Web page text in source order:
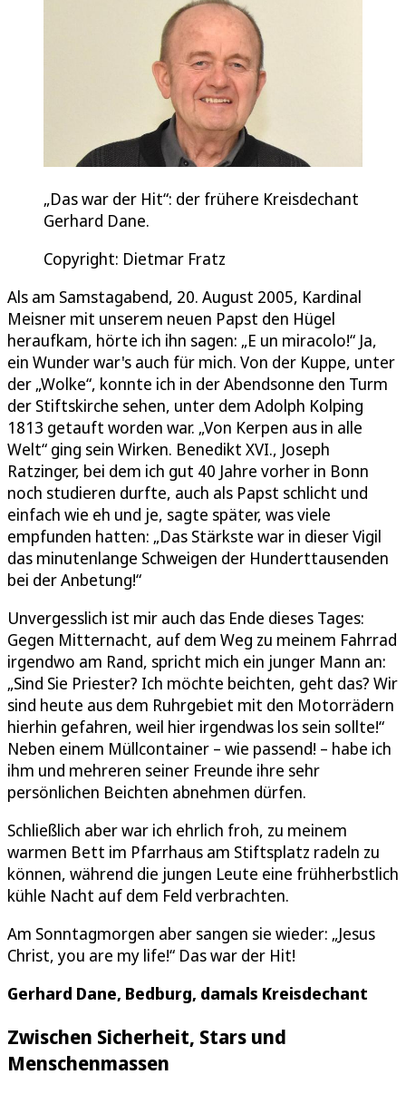
„Das war der Hit“: der frühere Kreisdechant
Gerhard Dane.
Copyright: Dietmar Fratz
Als am Samstagabend, 20. August 2005, Kardinal
Meisner mit unserem neuen Papst den Hügel
heraufkam, hörte ich ihn sagen: „E un miracolo!“ Ja,
ein Wunder war's auch für mich. Von der Kuppe, unter
der „Wolke“, konnte ich in der Abendsonne den Turm
der Stiftskirche sehen, unter dem Adolph Kolping
1813 getauft worden war. „Von Kerpen aus in alle
Welt“ ging sein Wirken. Benedikt XVI., Joseph
Ratzinger, bei dem ich gut 40 Jahre vorher in Bonn
noch studieren durfte, auch als Papst schlicht und
einfach wie eh und je, sagte später, was viele
empfunden hatten: „Das Stärkste war in dieser Vigil
das minutenlange Schweigen der Hunderttausenden
bei der Anbetung!“
Unvergesslich ist mir auch das Ende dieses Tages:
Gegen Mitternacht, auf dem Weg zu meinem Fahrrad
irgendwo am Rand, spricht mich ein junger Mann an:
„Sind Sie Priester? Ich möchte beichten, geht das? Wir
sind heute aus dem Ruhrgebiet mit den Motorrädern
hierhin gefahren, weil hier irgendwas los sein sollte!“
Neben einem Müllcontainer – wie passend! – habe ich
ihm und mehreren seiner Freunde ihre sehr
persönlichen Beichten abnehmen dürfen.
Schließlich aber war ich ehrlich froh, zu meinem
warmen Bett im Pfarrhaus am Stiftsplatz radeln zu
können, während die jungen Leute eine frühherbstlich
kühle Nacht auf dem Feld verbrachten.
Am Sonntagmorgen aber sangen sie wieder: „Jesus
Christ, you are my life!“ Das war der Hit!
Gerhard Dane, Bedburg, damals Kreisdechant
Zwischen Sicherheit, Stars und
Menschenmassen